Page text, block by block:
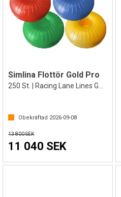
Simlina Flottör Gold Pro
250 St. | Racing Lane Lines Gold PRO
Obekräftad 2026-09-08
13 800 SEK
11 040 SEK